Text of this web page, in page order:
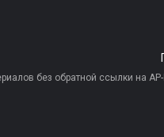
без обратной ссылки на